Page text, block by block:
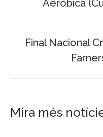
Aeròbica
Final Nacional
Mira més